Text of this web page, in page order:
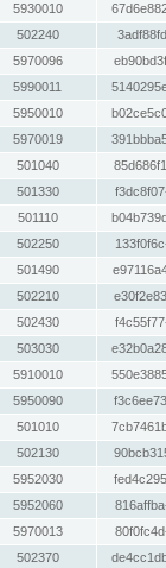
5930010
502240
5970096
5990011
5950010
5970019
501040
501330
501110
502250
501490
502210
502430
503030
5910010
5950090
501010
502130
5952030
5952060
5970013
502370